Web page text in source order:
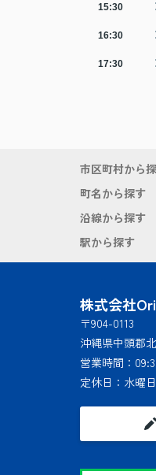
15:30
16:30
17:30
市区町村から
町名から探す
沿線から探す
駅から探す
株式会社
〒904-0113
沖縄県中頭郡
営業時間：
定休日： 水曜日